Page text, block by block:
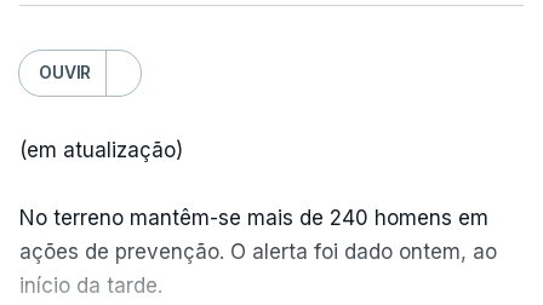
OUVIR
(em atualização)
No terreno mantêm-se mais de 240 homens em
ações de prevenção. O alerta foi dado ontem, ao
início da tarde.